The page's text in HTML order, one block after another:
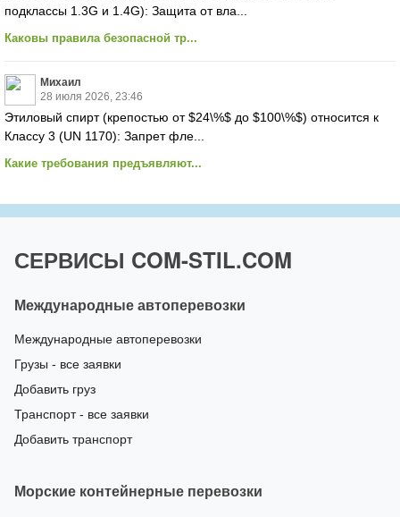
подклассы 1.3G и 1.4G): Защита от вла...
Каковы правила безопасной тр...
Михаил
28 июля 2026, 23:46
Этиловый спирт (крепостью от $24\%$ до $100\%$) относится к
Классу 3 (UN 1170): Запрет фле...
Какие требования предъявляют...
СЕРВИСЫ COM-STIL.COM
Международные автоперевозки
Международные автоперевозки
Грузы - все заявки
Добавить груз
Транспорт - все заявки
Добавить транспорт
Морские контейнерные перевозки